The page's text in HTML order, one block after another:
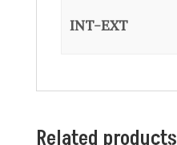
INT-EXT
Related products